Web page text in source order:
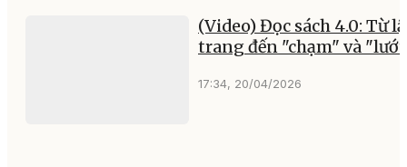
(Video) Đọc sách 4.0: Từ
trang đến "chạm" và
17:34, 20/04/2026